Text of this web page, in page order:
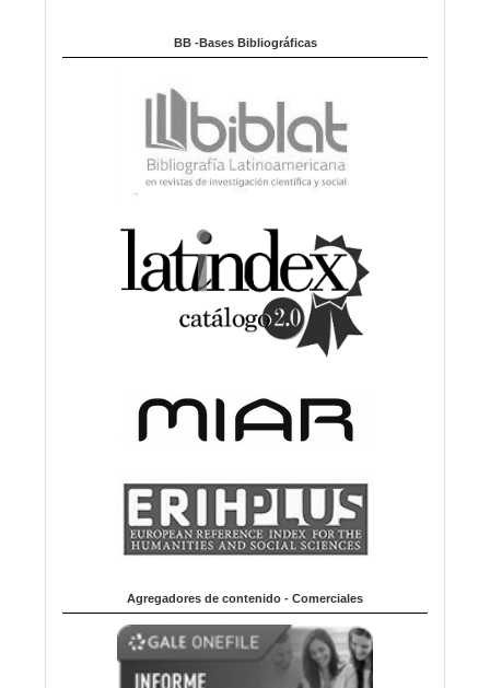
BB -Bases Bibliográficas
Agregadores de contenido - Comerciales